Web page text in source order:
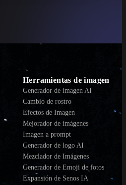
Herramientas de imagen
Generador de imagen AI
Cambio de rostro
Efectos de Imagen
Mejorador de imágenes
Imagen a prompt
Generador de logo AI
Mezclador de Imágenes
Generador de Emoji de fotos
Expansión de Senos IA